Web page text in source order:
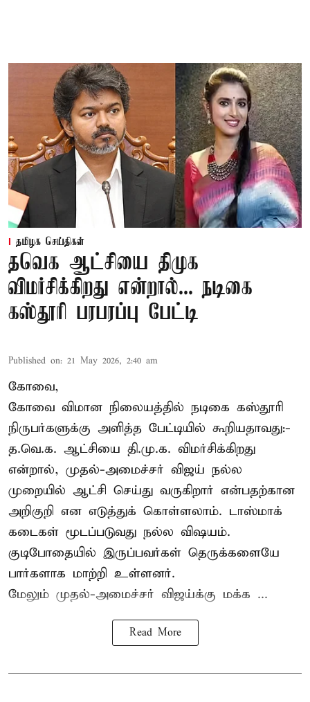
தமிழக செய்திகள்
தவெக ஆட்சியை திமுக
விமர்சிக்கிறது என்றால்... நடிகை
கஸ்தூரி பரபரப்பு பேட்டி
Published on: 21 May 2026, 2:40 am
கோவை,
கோவை விமான நிலையத்தில் நடிகை கஸ்தூரி
நிருபர்களுக்கு அளித்த பேட்டியில் கூறியதாவது:-
த.வெ.க. ஆட்சியை தி.மு.க. விமர்சிக்கிறது
என்றால், முதல்-அமைச்சர் விஜய் நல்ல
முறையில் ஆட்சி செய்து வருகிறார் என்பதற்கான
அறிகுறி என எடுத்துக் கொள்ளலாம். டாஸ்மாக்
கடைகள் மூடப்படுவது நல்ல விஷயம்.
குடிபோதையில் இருப்பவர்கள் தெருக்களையே
பார்களாக மாற்றி உள்ளனர்.
மேலும் முதல்-அமைச்சர் விஜய்க்கு மக்க ...
Read More